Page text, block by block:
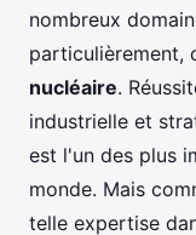
nombreux
particulièrement,
nucléaire.
industrielle et
est l'un des plus
monde. Mais
telle expertise